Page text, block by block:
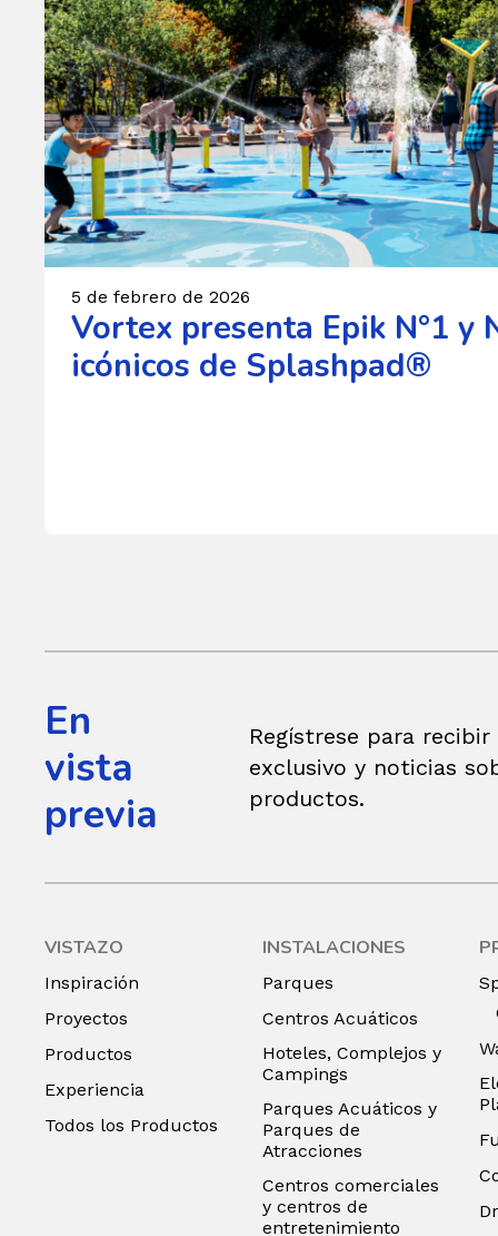
5 de febrero de 2026
Vortex presenta Epik N°1 y
icónicos de Splashpad®
En
vista
previa
Regístrese para
exclusivo y noticias
productos.
VISTAZO
Inspiración
Proyectos
Productos
Experiencia
Todos los Productos
INSTALACIONES
Parques
Centros Acuáticos
Hoteles, Complejos y
Campings
Parques Acuáticos y
Parques de
Atracciones
Centros comerciales
y centros de
entretenimiento